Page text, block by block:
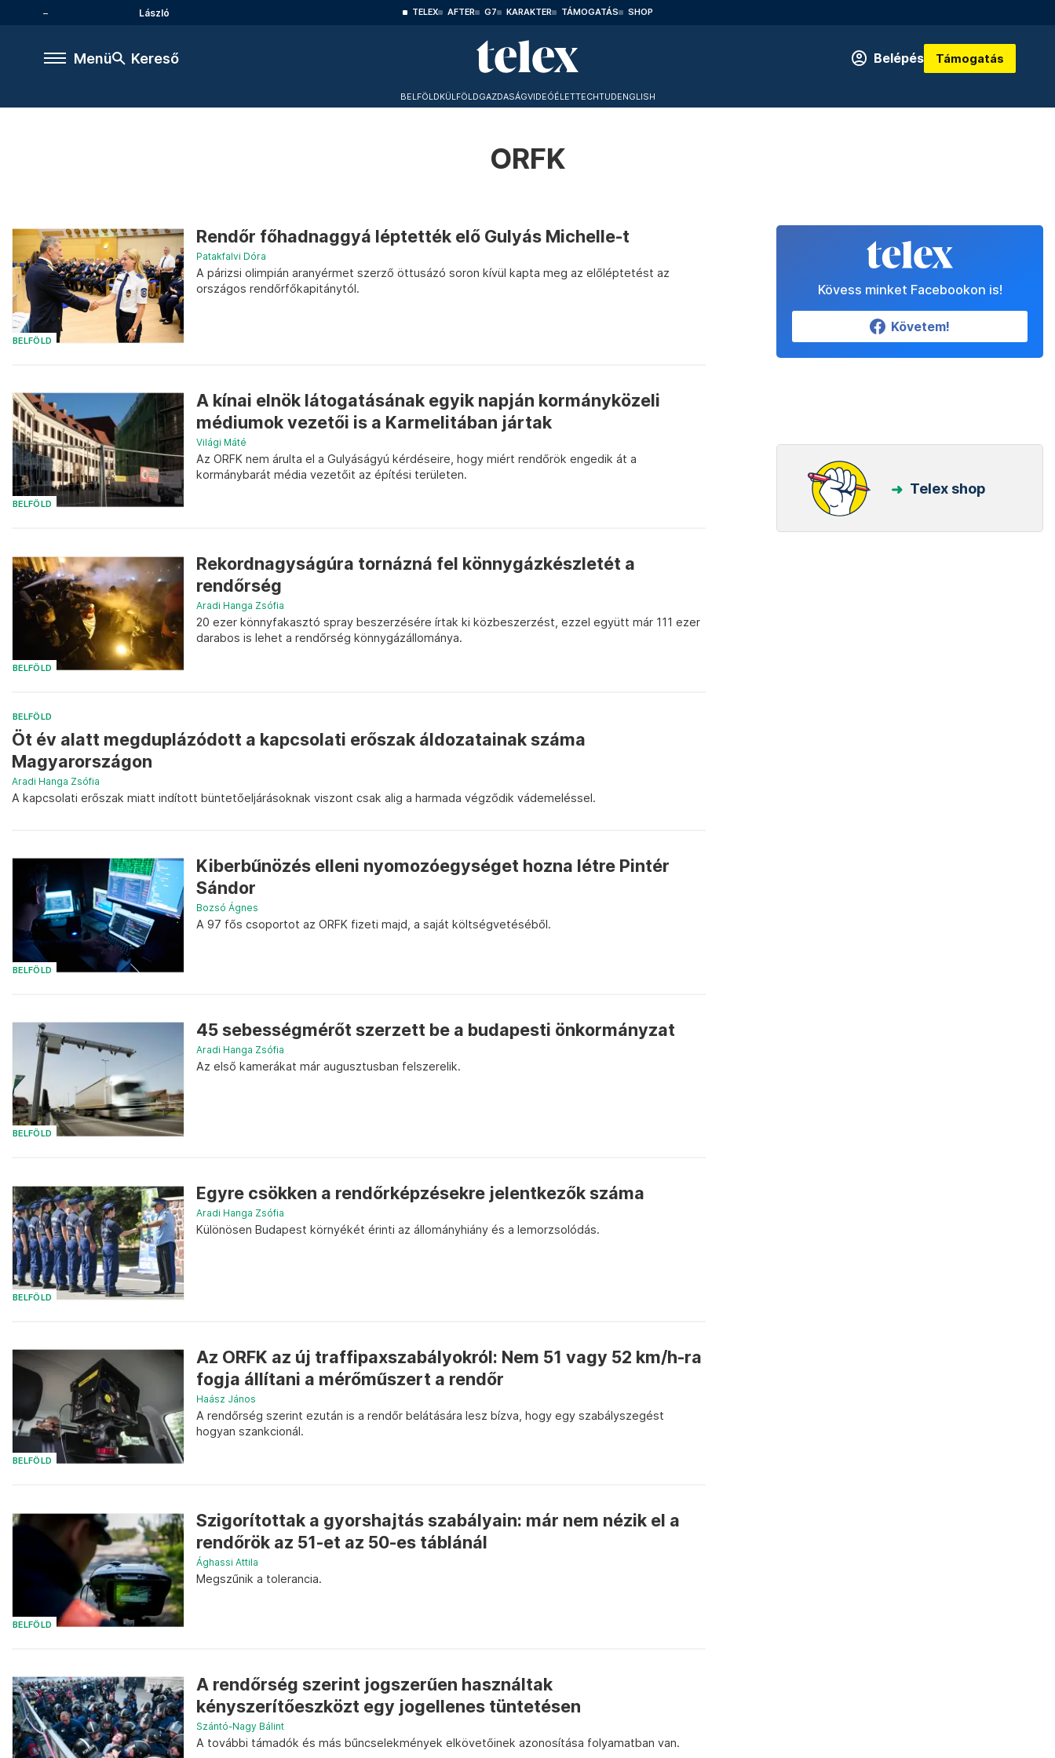
László TELEX AFTER G7 KARAKTER TÁMOGATÁS SHOP
Menü Kereső Belépés Támogatás
BELFÖLDKÜLFÖLDGAZDASÁGVIDEÓÉLETTECHTUDENGLISH
ORFK
BELFÖLD
Rendőr főhadnaggyá léptették elő Gulyás Michelle-t
Patakfalvi Dóra
A párizsi olimpián aranyérmet szerző öttusázó soron kívül kapta meg az előléptetést az
országos rendőrfőkapitánytól.
BELFÖLD
A kínai elnök látogatásának egyik napján kormányközeli
médiumok vezetői is a Karmelitában jártak
Világi Máté
Az ORFK nem árulta el a Gulyáságyú kérdéseire, hogy miért rendőrök engedik át a
kormánybarát média vezetőit az építési területen.
BELFÖLD
Rekordnagyságúra tornázná fel könnygázkészletét a
rendőrség
Aradi Hanga Zsófia
20 ezer könnyfakasztó spray beszerzésére írtak ki közbeszerzést, ezzel együtt már 111 ezer
darabos is lehet a rendőrség könnygázállománya.
BELFÖLD
Öt év alatt megduplázódott a kapcsolati erőszak áldozatainak száma
Magyarországon
Aradi Hanga Zsófia
A kapcsolati erőszak miatt indított büntetőeljárásoknak viszont csak alig a harmada végződik vádemeléssel.
BELFÖLD
Kiberbűnözés elleni nyomozóegységet hozna létre Pintér
Sándor
Bozsó Ágnes
A 97 fős csoportot az ORFK fizeti majd, a saját költségvetéséből.
BELFÖLD
45 sebességmérőt szerzett be a budapesti önkormányzat
Aradi Hanga Zsófia
Az első kamerákat már augusztusban felszerelik.
BELFÖLD
Egyre csökken a rendőrképzésekre jelentkezők száma
Aradi Hanga Zsófia
Különösen Budapest környékét érinti az állományhiány és a lemorzsolódás.
BELFÖLD
Az ORFK az új traffipaxszabályokról: Nem 51 vagy 52 km/h-ra
fogja állítani a mérőműszert a rendőr
Haász János
A rendőrség szerint ezután is a rendőr belátására lesz bízva, hogy egy szabályszegést
hogyan szankcionál.
BELFÖLD
Szigorítottak a gyorshajtás szabályain: már nem nézik el a
rendőrök az 51-et az 50-es táblánál
Ághassi Attila
Megszűnik a tolerancia.
A rendőrség szerint jogszerűen használtak
kényszerítőeszközt egy jogellenes tüntetésen
Szántó-Nagy Bálint
A további támadók és más bűncselekmények elkövetőinek azonosítása folyamatban van.
Kövess minket Facebookon is!
Követem!
Telex shop